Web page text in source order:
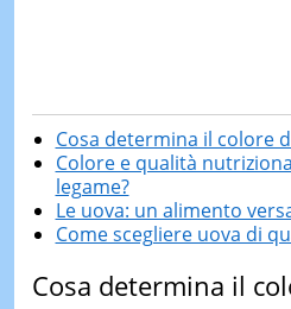
Cosa determina il colore
Colore e qualità
legame?
Le uova: un alimento
Come scegliere uova di
Cosa determina il